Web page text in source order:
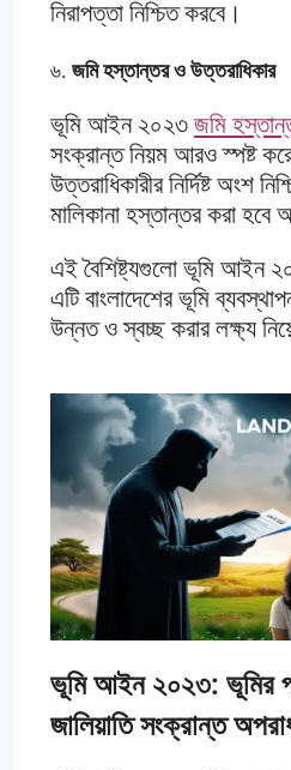
নিরাপত্তা নিশ্চিত করবে।
৬. জমি হস্তান্তর ও উত্তরাধিকার
ভূমি আইন ২০২৩ জমি
সংক্রান্ত নিয়ম আরও স্পষ্ট
উত্তরাধিকারীর নির্দিষ্ট অংশ
মালিকানা হস্তান্তর করা হবে
এই বৈশিষ্ট্যগুলো ভূমি আইন
এটি বাংলাদেশের ভূমি
উন্নত ও স্বচ্ছ করার লক্ষ্য
ভূমি আইন ২০২৩: ভূমির
জালিয়াতি সংক্রান্ত